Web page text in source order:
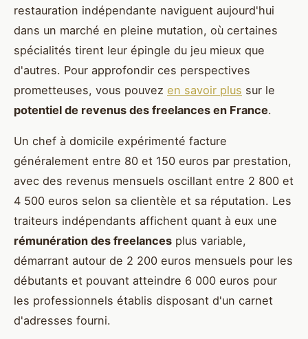
restauration indépendante naviguent aujourd'hui
dans un marché en pleine mutation, où certaines
spécialités tirent leur épingle du jeu mieux que
d'autres. Pour approfondir ces perspectives
prometteuses, vous pouvez en savoir plus sur le
potentiel de revenus des freelances en France.
Un chef à domicile expérimenté facture
généralement entre 80 et 150 euros par prestation,
avec des revenus mensuels oscillant entre 2 800 et
4 500 euros selon sa clientèle et sa réputation. Les
traiteurs indépendants affichent quant à eux une
rémunération des freelances plus variable,
démarrant autour de 2 200 euros mensuels pour les
débutants et pouvant atteindre 6 000 euros pour
les professionnels établis disposant d'un carnet
d'adresses fourni.